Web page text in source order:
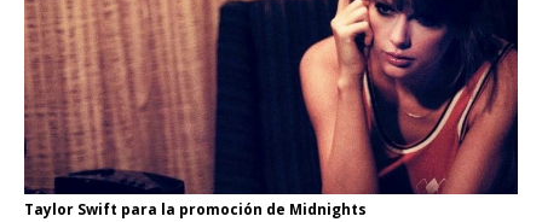
Taylor Swift para la promoción de Midnights